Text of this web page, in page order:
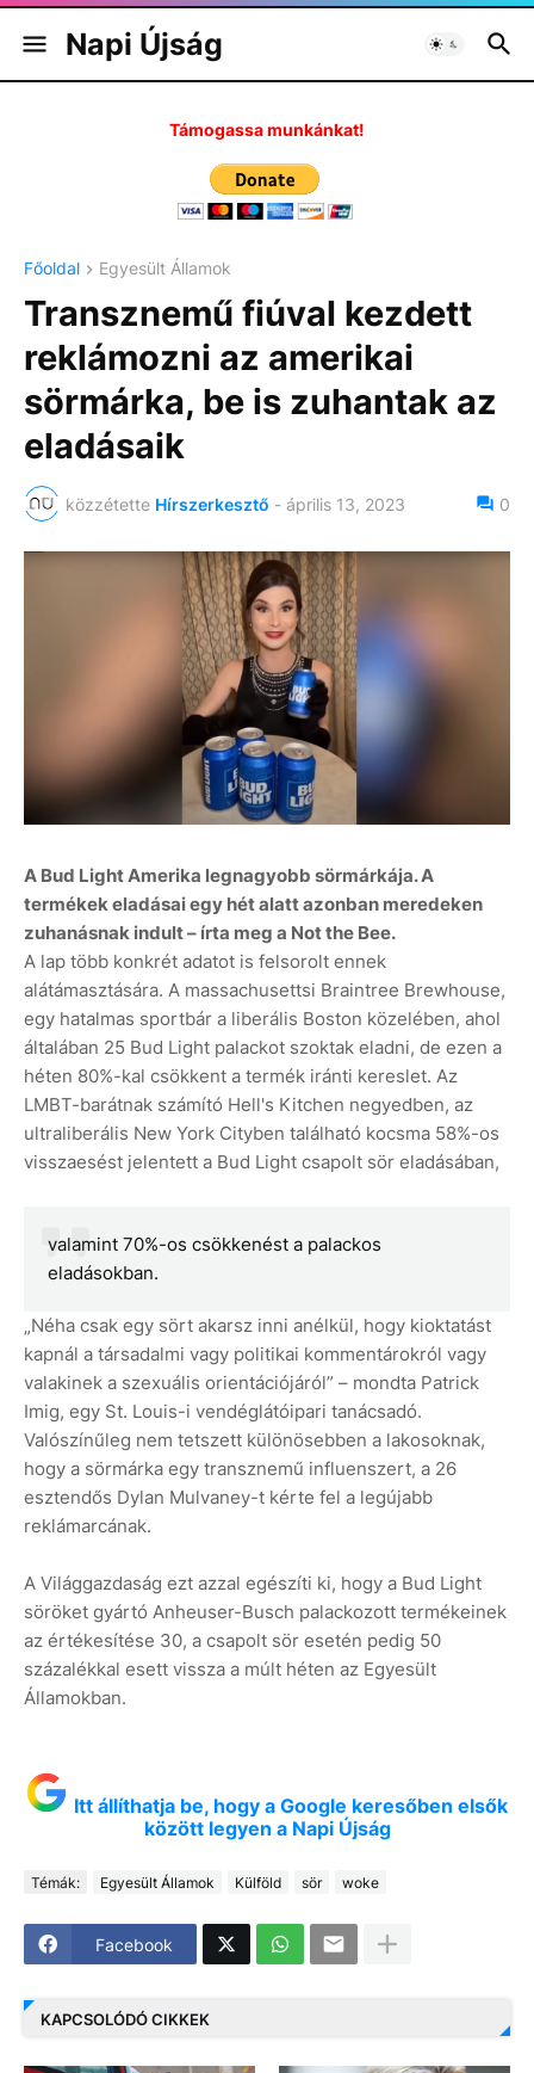
Napi Újság
Támogassa munkánkat!
Főoldal Egyesült Államok
Transznemű fiúval kezdett
reklámozni az amerikai
sörmárka, be is zuhantak az
eladásaik
közzétette Hírszerkesztő - április 13, 2023 0
A Bud Light Amerika legnagyobb sörmárkája. A
termékek eladásai egy hét alatt azonban meredeken
zuhanásnak indult – írta meg a Not the Bee.
A lap több konkrét adatot is felsorolt ennek
alátámasztására. A massachusettsi Braintree Brewhouse,
egy hatalmas sportbár a liberális Boston közelében, ahol
általában 25 Bud Light palackot szoktak eladni, de ezen a
héten 80%-kal csökkent a termék iránti kereslet. Az
LMBT-barátnak számító Hell's Kitchen negyedben, az
ultraliberális New York Cityben található kocsma 58%-os
visszaesést jelentett a Bud Light csapolt sör eladásában,
valamint 70%-os csökkenést a palackos
eladásokban.
„Néha csak egy sört akarsz inni anélkül, hogy kioktatást
kapnál a társadalmi vagy politikai kommentárokról vagy
valakinek a szexuális orientációjáról” – mondta Patrick
Imig, egy St. Louis-i vendéglátóipari tanácsadó.
Valószínűleg nem tetszett különösebben a lakosoknak,
hogy a sörmárka egy transznemű influenszert, a 26
esztendős Dylan Mulvaney-t kérte fel a legújabb
reklámarcának.
A Világgazdaság ezt azzal egészíti ki, hogy a Bud Light
söröket gyártó Anheuser-Busch palackozott termékeinek
az értékesítése 30, a csapolt sör esetén pedig 50
százalékkal esett vissza a múlt héten az Egyesült
Államokban.
Itt állíthatja be, hogy a Google keresőben elsők
között legyen a Napi Újság
Témák: Egyesült Államok Külföld sör woke
Facebook
KAPCSOLÓDÓ CIKKEK